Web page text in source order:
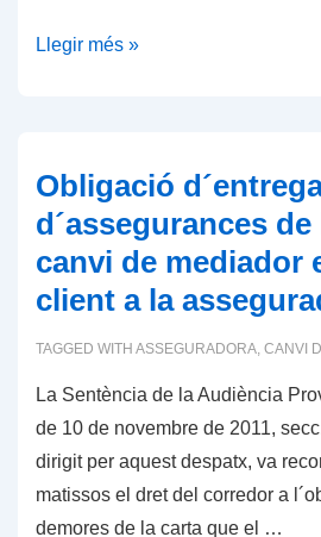
Obligació
corredor
´assegurances
de
la
carta
mediador
Llegir més »
Obligació
d´assegurances
canvi de mediador
client a la
TAGGED WITH ASSEGURADORA, CANVI
La Sentència de la Audiència
de 10 de novembre de 2011,
dirigit per aquest despatx, va
matissos el dret del corredor a
demores de la carta que el …